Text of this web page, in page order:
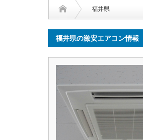
福井県
福井県の激安エアコン情報